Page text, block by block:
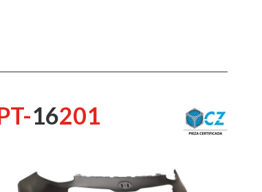
16201